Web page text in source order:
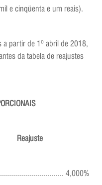
e cinqüenta e um reais).
a partir de 1º abril de 2018,
da tabela de reajustes
Reajuste
4,000%